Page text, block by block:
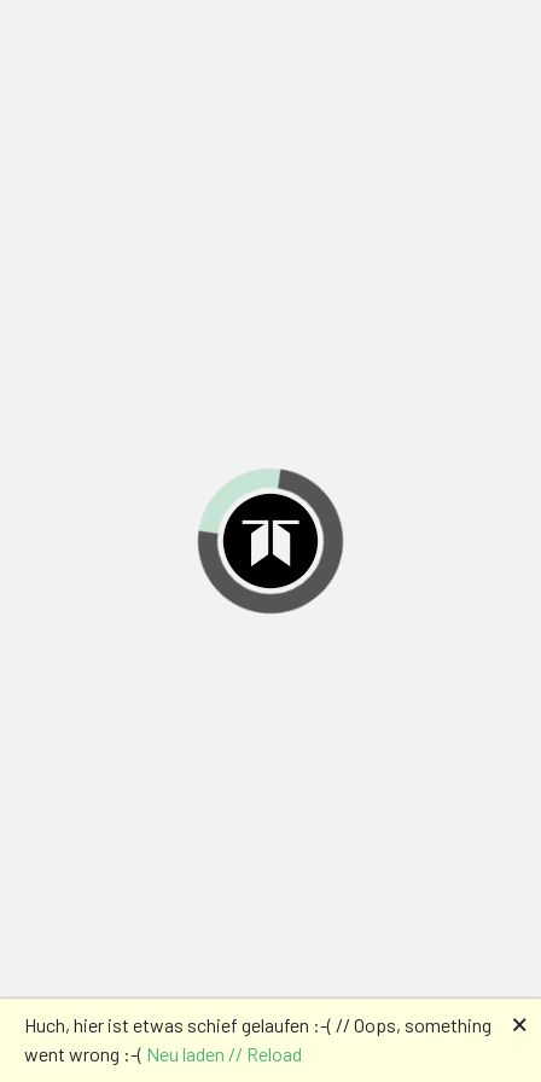
Huch, hier ist etwas schief gelaufen :-( // Oops, something
went wrong :-( Neu laden // Reload
🗙